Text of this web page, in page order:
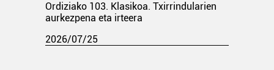
Ordiziako 103. Klasikoa. Txirrindularien
aurkezpena eta irteera
2026/07/25